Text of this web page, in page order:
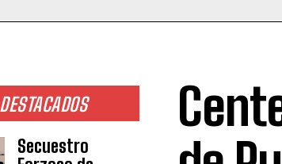
DESTACADOS
Secuestro